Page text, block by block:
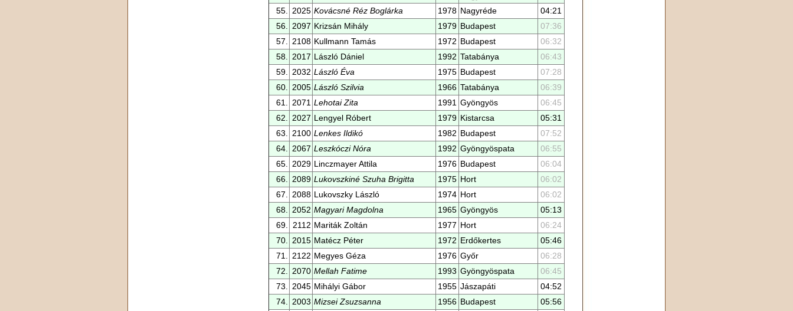
55.
2025 Kovácsné Réz Boglárka 1978 Nagyréde
04:21
56.
2097 Krizsán Mihály 1979 Budapest
07:36
57.
2108 Kullmann Tamás 1972 Budapest
06:32
58.
2017 László Dániel 1992 Tatabánya
06:43
59.
2032 László Éva 1975 Budapest
07:28
60.
2005 László Szilvia 1966 Tatabánya
06:39
61.
2071 Lehotai Zita 1991 Gyöngyös
06:45
62.
2027 Lengyel Róbert 1979 Kistarcsa
05:31
63.
2100 Lenkes Ildikó 1982 Budapest
07:52
64.
2067 Leszkóczi Nóra 1992 Gyöngyöspata
06:55
65.
2029 Linczmayer Attila 1976 Budapest
06:04
66.
2089 Lukovszkiné Szuha Brigitta 1975 Hort
06:02
67.
2088 Lukovszky László 1974 Hort
06:02
68.
2052 Magyari Magdolna 1965 Gyöngyös
05:13
69.
2112 Mariták Zoltán 1977 Hort
06:24
70.
2015 Matécz Péter 1972 Erdőkertes
05:46
71.
2122 Megyes Géza 1976 Győr
06:28
72.
2070 Mellah Fatime 1993 Gyöngyöspata
06:45
73.
2045 Mihályi Gábor 1955 Jászapáti
04:52
74.
2003 Mizsei Zsuzsanna 1956 Budapest
05:56